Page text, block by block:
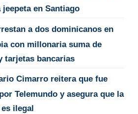
jeepeta en Santiago
a dos dominicanos en
con millonaria suma de
tarjetas bancarias
Cimarro reitera que fue
Telemundo y asegura que la
ilegal